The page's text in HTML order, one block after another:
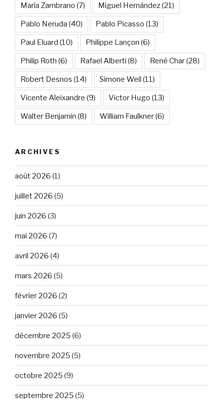
María Zambrano (7) Miguel Hernández(21)
Pablo Neruda (40) Pablo Picasso (13)
Paul Eluard (10) Philippe Lançon (6)
Philip Roth (6) Rafael Alberti (8) René Char(28)
Robert Desnos (14) Simone Weil (11)
Vicente Aleixandre (9) Victor Hugo (13)
Walter Benjamin (8) William Faulkner(6)
ARCHIVES
août 2026 (1)
juillet 2026 (5)
juin 2026 (3)
mai 2026 (7)
avril 2026 (4)
mars 2026 (5)
février 2026 (2)
janvier 2026 (5)
décembre 2025 (6)
novembre 2025 (5)
octobre 2025 (9)
septembre 2025 (5)